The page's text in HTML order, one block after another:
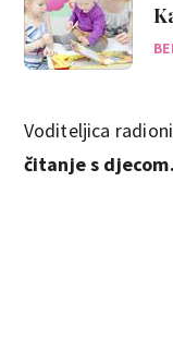
Voditeljica
čitanje s djecom.